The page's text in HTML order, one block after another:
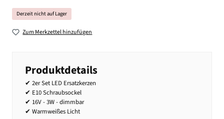
Derzeit nicht auf Lager
Zum Merkzettel hinzufügen
Produktdetails
✔ 2er Set LED Ersatzkerzen
✔ E10 Schraubsockel
✔ 16V - 3W - dimmbar
✔ Warmweißes Licht